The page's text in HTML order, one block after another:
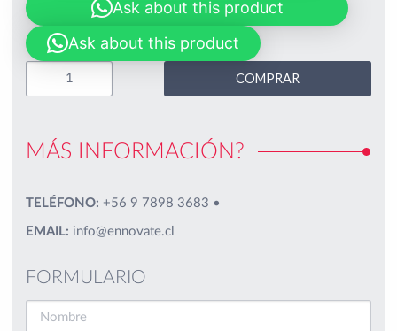
Ask about this product
Ask about this product
COMPRAR
MÁS INFORMACIÓN?
TELÉFONO: +56 9 7898 3683 •
EMAIL: info@ennovate.cl
FORMULARIO